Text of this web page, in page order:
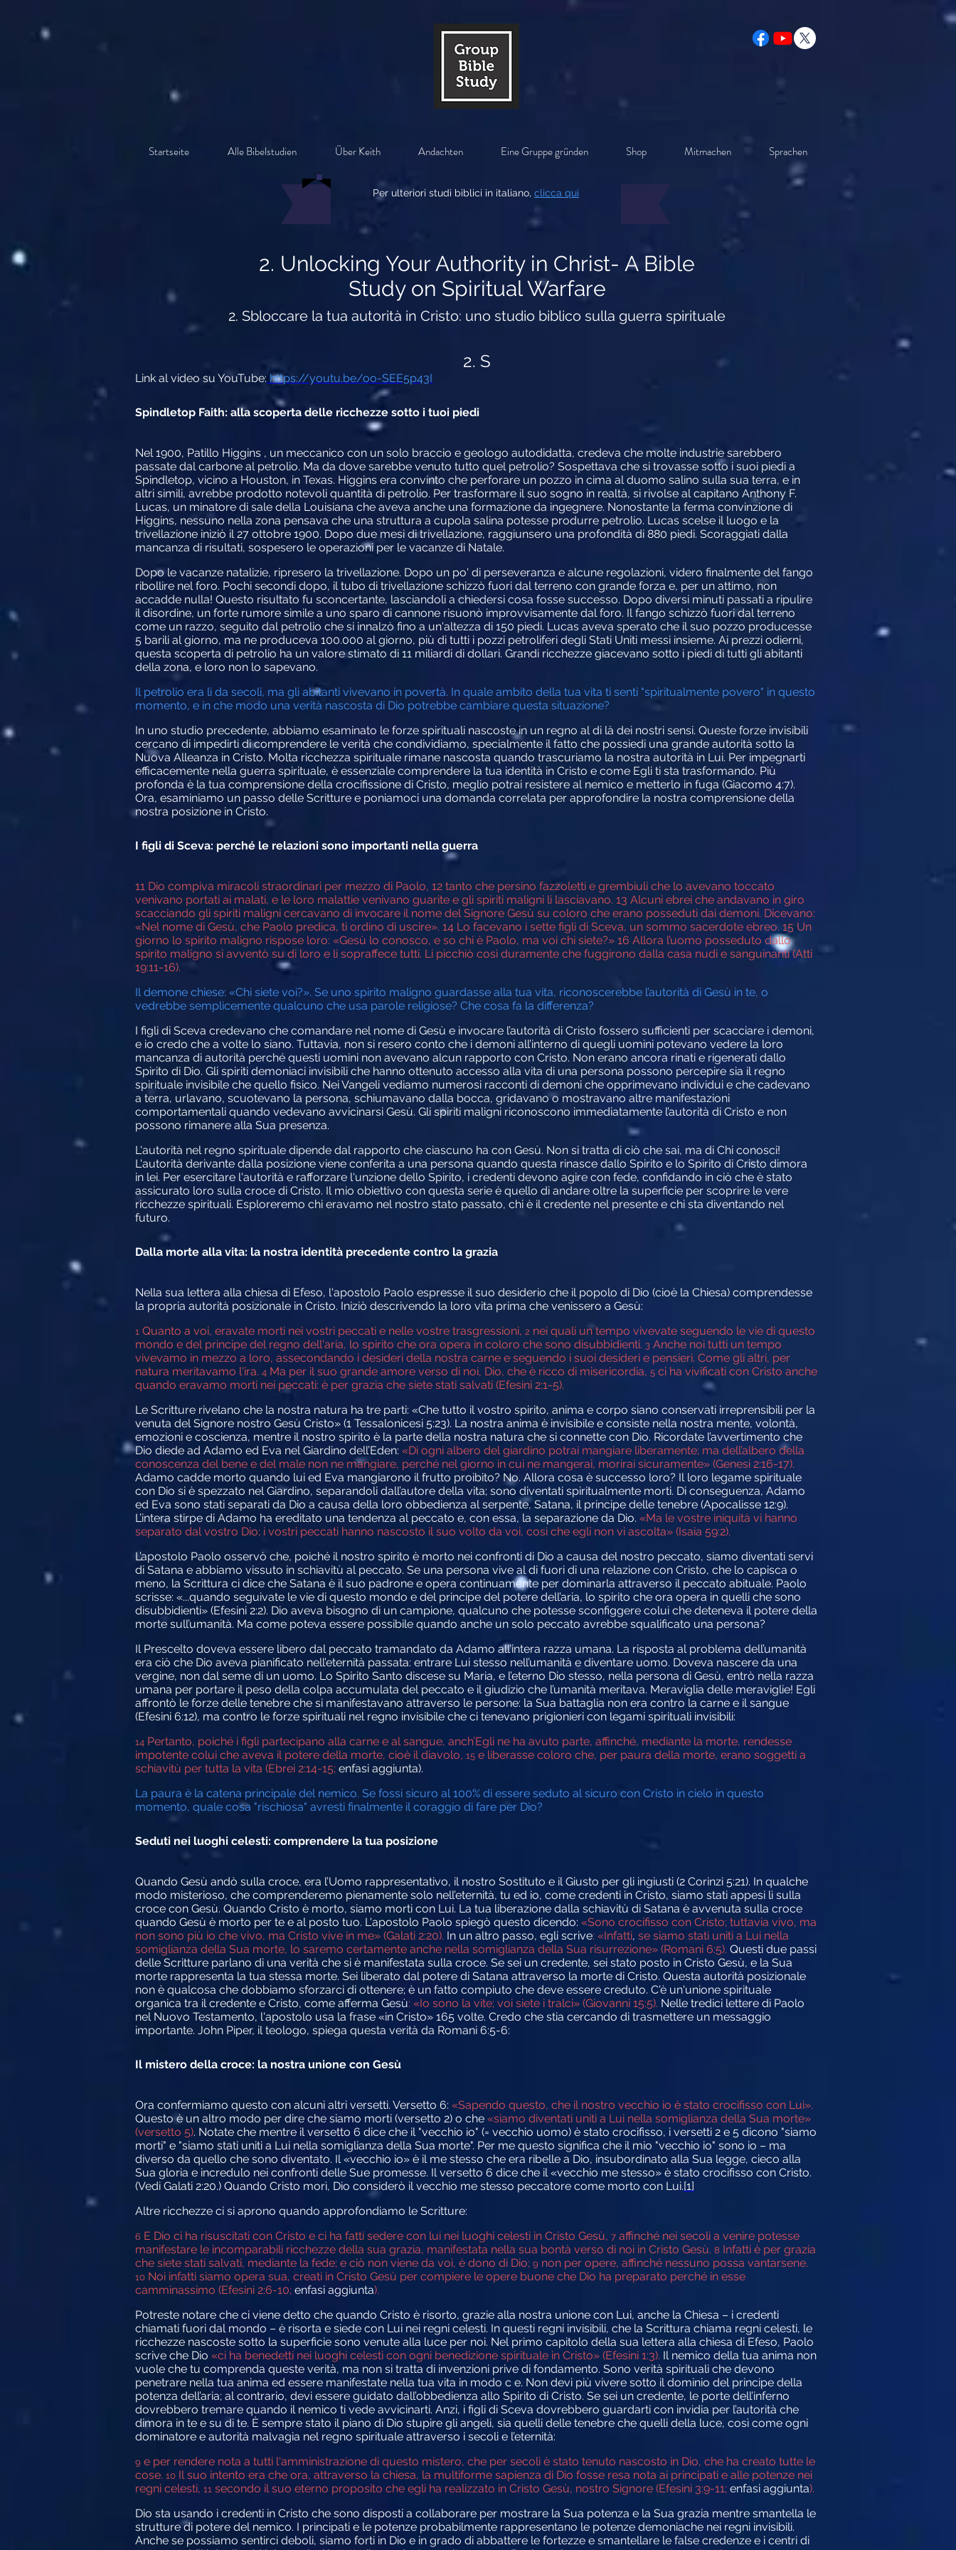
Startseite Alle Bibelstudien Über Keith Andachten Eine Gruppe gründen Shop Mitmachen Sprachen
Per ulteriori studi biblici in italiano, clicca qui
2. Unlocking Your Authority in Christ- A Bible
Study on Spiritual Warfare
2. Sbloccare la tua autorità in Cristo: uno studio biblico sulla guerra spirituale
2. S
Link al video su YouTube: https://youtu.be/oo-SEE5p43I
Spindletop Faith: alla scoperta delle ricchezze sotto i tuoi piedi
Nel 1900, Patillo Higgins , un meccanico con un solo braccio e geologo autodidatta, credeva che molte industrie sarebbero
passate dal carbone al petrolio. Ma da dove sarebbe venuto tutto quel petrolio? Sospettava che si trovasse sotto i suoi piedi a
Spindletop, vicino a Houston, in Texas. Higgins era convinto che perforare un pozzo in cima al duomo salino sulla sua terra, e in
altri simili, avrebbe prodotto notevoli quantità di petrolio. Per trasformare il suo sogno in realtà, si rivolse al capitano Anthony F.
Lucas, un minatore di sale della Louisiana che aveva anche una formazione da ingegnere. Nonostante la ferma convinzione di
Higgins, nessuno nella zona pensava che una struttura a cupola salina potesse produrre petrolio. Lucas scelse il luogo e la
trivellazione iniziò il 27 ottobre 1900. Dopo due mesi di trivellazione, raggiunsero una profondità di 880 piedi. Scoraggiati dalla
mancanza di risultati, sospesero le operazioni per le vacanze di Natale.
Dopo le vacanze natalizie, ripresero la trivellazione. Dopo un po' di perseveranza e alcune regolazioni, videro finalmente del fango
ribollire nel foro. Pochi secondi dopo, il tubo di trivellazione schizzò fuori dal terreno con grande forza e, per un attimo, non
accadde nulla! Questo risultato fu sconcertante, lasciandoli a chiedersi cosa fosse successo. Dopo diversi minuti passati a ripulire
il disordine, un forte rumore simile a uno sparo di cannone risuonò improvvisamente dal foro. Il fango schizzò fuori dal terreno
come un razzo, seguito dal petrolio che si innalzò fino a un'altezza di 150 piedi. Lucas aveva sperato che il suo pozzo producesse
5 barili al giorno, ma ne produceva 100.000 al giorno, più di tutti i pozzi petroliferi degli Stati Uniti messi insieme. Ai prezzi odierni,
questa scoperta di petrolio ha un valore stimato di 11 miliardi di dollari. Grandi ricchezze giacevano sotto i piedi di tutti gli abitanti
della zona, e loro non lo sapevano.
Il petrolio era lì da secoli, ma gli abitanti vivevano in povertà. In quale ambito della tua vita ti senti "spiritualmente povero" in questo
momento, e in che modo una verità nascosta di Dio potrebbe cambiare questa situazione?
In uno studio precedente, abbiamo esaminato le forze spirituali nascoste in un regno al di là dei nostri sensi. Queste forze invisibili
cercano di impedirti di comprendere le verità che condividiamo, specialmente il fatto che possiedi una grande autorità sotto la
Nuova Alleanza in Cristo. Molta ricchezza spirituale rimane nascosta quando trascuriamo la nostra autorità in Lui. Per impegnarti
efficacemente nella guerra spirituale, è essenziale comprendere la tua identità in Cristo e come Egli ti sta trasformando. Più
profonda è la tua comprensione della crocifissione di Cristo, meglio potrai resistere al nemico e metterlo in fuga (Giacomo 4:7).
Ora, esaminiamo un passo delle Scritture e poniamoci una domanda correlata per approfondire la nostra comprensione della
nostra posizione in Cristo.
I figli di Sceva: perché le relazioni sono importanti nella guerra
11 Dio compiva miracoli straordinari per mezzo di Paolo, 12 tanto che persino fazzoletti e grembiuli che lo avevano toccato
venivano portati ai malati, e le loro malattie venivano guarite e gli spiriti maligni li lasciavano. 13 Alcuni ebrei che andavano in giro
scacciando gli spiriti maligni cercavano di invocare il nome del Signore Gesù su coloro che erano posseduti dai demoni. Dicevano:
«Nel nome di Gesù, che Paolo predica, ti ordino di uscire». 14 Lo facevano i sette figli di Sceva, un sommo sacerdote ebreo. 15 Un
giorno lo spirito maligno rispose loro: «Gesù lo conosco, e so chi è Paolo, ma voi chi siete?» 16 Allora l’uomo posseduto dallo
spirito maligno si avventò su di loro e li sopraffece tutti. Li picchiò così duramente che fuggirono dalla casa nudi e sanguinanti (Atti
19:11-16).
Il demone chiese: «Chi siete voi?». Se uno spirito maligno guardasse alla tua vita, riconoscerebbe l’autorità di Gesù in te, o
vedrebbe semplicemente qualcuno che usa parole religiose? Che cosa fa la differenza?
I figli di Sceva credevano che comandare nel nome di Gesù e invocare l’autorità di Cristo fossero sufficienti per scacciare i demoni,
e io credo che a volte lo siano. Tuttavia, non si resero conto che i demoni all’interno di quegli uomini potevano vedere la loro
mancanza di autorità perché questi uomini non avevano alcun rapporto con Cristo. Non erano ancora rinati e rigenerati dallo
Spirito di Dio. Gli spiriti demoniaci invisibili che hanno ottenuto accesso alla vita di una persona possono percepire sia il regno
spirituale invisibile che quello fisico. Nei Vangeli vediamo numerosi racconti di demoni che opprimevano individui e che cadevano
a terra, urlavano, scuotevano la persona, schiumavano dalla bocca, gridavano o mostravano altre manifestazioni
comportamentali quando vedevano avvicinarsi Gesù. Gli spiriti maligni riconoscono immediatamente l’autorità di Cristo e non
possono rimanere alla Sua presenza.
L'autorità nel regno spirituale dipende dal rapporto che ciascuno ha con Gesù. Non si tratta di ciò che sai, ma di Chi conosci!
L'autorità derivante dalla posizione viene conferita a una persona quando questa rinasce dallo Spirito e lo Spirito di Cristo dimora
in lei. Per esercitare l'autorità e rafforzare l'unzione dello Spirito, i credenti devono agire con fede, confidando in ciò che è stato
assicurato loro sulla croce di Cristo. Il mio obiettivo con questa serie è quello di andare oltre la superficie per scoprire le vere
ricchezze spirituali. Esploreremo chi eravamo nel nostro stato passato, chi è il credente nel presente e chi sta diventando nel
futuro.
Dalla morte alla vita: la nostra identità precedente contro la grazia
Nella sua lettera alla chiesa di Efeso, l'apostolo Paolo espresse il suo desiderio che il popolo di Dio (cioè la Chiesa) comprendesse
la propria autorità posizionale in Cristo. Iniziò descrivendo la loro vita prima che venissero a Gesù:
1 Quanto a voi, eravate morti nei vostri peccati e nelle vostre trasgressioni, 2 nei quali un tempo vivevate seguendo le vie di questo
mondo e del principe del regno dell'aria, lo spirito che ora opera in coloro che sono disubbidienti. 3 Anche noi tutti un tempo
vivevamo in mezzo a loro, assecondando i desideri della nostra carne e seguendo i suoi desideri e pensieri. Come gli altri, per
natura meritavamo l'ira. 4 Ma per il suo grande amore verso di noi, Dio, che è ricco di misericordia, 5 ci ha vivificati con Cristo anche
quando eravamo morti nei peccati: è per grazia che siete stati salvati (Efesini 2:1-5).
Le Scritture rivelano che la nostra natura ha tre parti: «Che tutto il vostro spirito, anima e corpo siano conservati irreprensibili per la
venuta del Signore nostro Gesù Cristo» (1 Tessalonicesi 5:23). La nostra anima è invisibile e consiste nella nostra mente, volontà,
emozioni e coscienza, mentre il nostro spirito è la parte della nostra natura che si connette con Dio. Ricordate l’avvertimento che
Dio diede ad Adamo ed Eva nel Giardino dell’Eden: «Di ogni albero del giardino potrai mangiare liberamente; ma dell’albero della
conoscenza del bene e del male non ne mangiare, perché nel giorno in cui ne mangerai, morirai sicuramente» (Genesi 2:16-17).
Adamo cadde morto quando lui ed Eva mangiarono il frutto proibito? No. Allora cosa è successo loro? Il loro legame spirituale
con Dio si è spezzato nel Giardino, separandoli dall’autore della vita; sono diventati spiritualmente morti. Di conseguenza, Adamo
ed Eva sono stati separati da Dio a causa della loro obbedienza al serpente, Satana, il principe delle tenebre (Apocalisse 12:9).
L’intera stirpe di Adamo ha ereditato una tendenza al peccato e, con essa, la separazione da Dio. «Ma le vostre iniquità vi hanno
separato dal vostro Dio; i vostri peccati hanno nascosto il suo volto da voi, così che egli non vi ascolta» (Isaia 59:2).
L’apostolo Paolo osservò che, poiché il nostro spirito è morto nei confronti di Dio a causa del nostro peccato, siamo diventati servi
di Satana e abbiamo vissuto in schiavitù al peccato. Se una persona vive al di fuori di una relazione con Cristo, che lo capisca o
meno, la Scrittura ci dice che Satana è il suo padrone e opera continuamente per dominarla attraverso il peccato abituale. Paolo
scrisse: «...quando seguivate le vie di questo mondo e del principe del potere dell’aria, lo spirito che ora opera in quelli che sono
disubbidienti» (Efesini 2:2). Dio aveva bisogno di un campione, qualcuno che potesse sconfiggere colui che deteneva il potere della
morte sull’umanità. Ma come poteva essere possibile quando anche un solo peccato avrebbe squalificato una persona?
Il Prescelto doveva essere libero dal peccato tramandato da Adamo all’intera razza umana. La risposta al problema dell’umanità
era ciò che Dio aveva pianificato nell’eternità passata: entrare Lui stesso nell’umanità e diventare uomo. Doveva nascere da una
vergine, non dal seme di un uomo. Lo Spirito Santo discese su Maria, e l’eterno Dio stesso, nella persona di Gesù, entrò nella razza
umana per portare il peso della colpa accumulata del peccato e il giudizio che l’umanità meritava. Meraviglia delle meraviglie! Egli
affrontò le forze delle tenebre che si manifestavano attraverso le persone: la Sua battaglia non era contro la carne e il sangue
(Efesini 6:12), ma contro le forze spirituali nel regno invisibile che ci tenevano prigionieri con legami spirituali invisibili:
14 Pertanto, poiché i figli partecipano alla carne e al sangue, anch’Egli ne ha avuto parte, affinché, mediante la morte, rendesse
impotente colui che aveva il potere della morte, cioè il diavolo, 15 e liberasse coloro che, per paura della morte, erano soggetti a
schiavitù per tutta la vita (Ebrei 2:14-15; enfasi aggiunta).
La paura è la catena principale del nemico. Se fossi sicuro al 100% di essere seduto al sicuro con Cristo in cielo in questo
momento, quale cosa "rischiosa" avresti finalmente il coraggio di fare per Dio?
Seduti nei luoghi celesti: comprendere la tua posizione
Quando Gesù andò sulla croce, era l’Uomo rappresentativo, il nostro Sostituto e il Giusto per gli ingiusti (2 Corinzi 5:21). In qualche
modo misterioso, che comprenderemo pienamente solo nell’eternità, tu ed io, come credenti in Cristo, siamo stati appesi lì sulla
croce con Gesù. Quando Cristo è morto, siamo morti con Lui. La tua liberazione dalla schiavitù di Satana è avvenuta sulla croce
quando Gesù è morto per te e al posto tuo. L'apostolo Paolo spiegò questo dicendo: «Sono crocifisso con Cristo; tuttavia vivo, ma
non sono più io che vivo, ma Cristo vive in me» (Galati 2:20). In un altro passo, egli scrive: «Infatti, se siamo stati uniti a Lui nella
somiglianza della Sua morte, lo saremo certamente anche nella somiglianza della Sua risurrezione» (Romani 6:5). Questi due passi
delle Scritture parlano di una verità che si è manifestata sulla croce. Se sei un credente, sei stato posto in Cristo Gesù, e la Sua
morte rappresenta la tua stessa morte. Sei liberato dal potere di Satana attraverso la morte di Cristo. Questa autorità posizionale
non è qualcosa che dobbiamo sforzarci di ottenere; è un fatto compiuto che deve essere creduto. C'è un'unione spirituale
organica tra il credente e Cristo, come afferma Gesù: «Io sono la vite; voi siete i tralci» (Giovanni 15:5). Nelle tredici lettere di Paolo
nel Nuovo Testamento, l'apostolo usa la frase «in Cristo» 165 volte. Credo che stia cercando di trasmettere un messaggio
importante. John Piper, il teologo, spiega questa verità da Romani 6:5-6:
Il mistero della croce: la nostra unione con Gesù
Ora confermiamo questo con alcuni altri versetti. Versetto 6: «Sapendo questo, che il nostro vecchio io è stato crocifisso con Lui».
Questo è un altro modo per dire che siamo morti (versetto 2) o che «siamo diventati uniti a Lui nella somiglianza della Sua morte»
(versetto 5). Notate che mentre il versetto 6 dice che il "vecchio io" (= vecchio uomo) è stato crocifisso, i versetti 2 e 5 dicono "siamo
morti" e "siamo stati uniti a Lui nella somiglianza della Sua morte". Per me questo significa che il mio "vecchio io" sono io – ma
diverso da quello che sono diventato. Il «vecchio io» è il me stesso che era ribelle a Dio, insubordinato alla Sua legge, cieco alla
Sua gloria e incredulo nei confronti delle Sue promesse. Il versetto 6 dice che il «vecchio me stesso» è stato crocifisso con Cristo.
(Vedi Galati 2:20.) Quando Cristo morì, Dio considerò il vecchio me stesso peccatore come morto con Lui.[1]
Altre ricchezze ci si aprono quando approfondiamo le Scritture:
6 E Dio ci ha risuscitati con Cristo e ci ha fatti sedere con lui nei luoghi celesti in Cristo Gesù, 7 affinché nei secoli a venire potesse
manifestare le incomparabili ricchezze della sua grazia, manifestata nella sua bontà verso di noi in Cristo Gesù. 8 Infatti è per grazia
che siete stati salvati, mediante la fede; e ciò non viene da voi, è dono di Dio; 9 non per opere, affinché nessuno possa vantarsene.
10 Noi infatti siamo opera sua, creati in Cristo Gesù per compiere le opere buone che Dio ha preparato perché in esse
camminassimo (Efesini 2:6-10; enfasi aggiunta).
Potreste notare che ci viene detto che quando Cristo è risorto, grazie alla nostra unione con Lui, anche la Chiesa – i credenti
chiamati fuori dal mondo – è risorta e siede con Lui nei regni celesti. In questi regni invisibili, che la Scrittura chiama regni celesti, le
ricchezze nascoste sotto la superficie sono venute alla luce per noi. Nel primo capitolo della sua lettera alla chiesa di Efeso, Paolo
scrive che Dio «ci ha benedetti nei luoghi celesti con ogni benedizione spirituale in Cristo» (Efesini 1:3). Il nemico della tua anima non
vuole che tu comprenda queste verità, ma non si tratta di invenzioni prive di fondamento. Sono verità spirituali che devono
penetrare nella tua anima ed essere manifestate nella tua vita in modo c e. Non devi più vivere sotto il dominio del principe della
potenza dell’aria; al contrario, devi essere guidato dall’obbedienza allo Spirito di Cristo. Se sei un credente, le porte dell’inferno
dovrebbero tremare quando il nemico ti vede avvicinarti. Anzi, i figli di Sceva dovrebbero guardarti con invidia per l’autorità che
dimora in te e su di te. È sempre stato il piano di Dio stupire gli angeli, sia quelli delle tenebre che quelli della luce, così come ogni
dominatore e autorità malvagia nel regno spirituale attraverso i secoli e l’eternità:
9 e per rendere nota a tutti l'amministrazione di questo mistero, che per secoli è stato tenuto nascosto in Dio, che ha creato tutte le
cose. 10 Il suo intento era che ora, attraverso la chiesa, la multiforme sapienza di Dio fosse resa nota ai principati e alle potenze nei
regni celesti, 11 secondo il suo eterno proposito che egli ha realizzato in Cristo Gesù, nostro Signore (Efesini 3:9-11; enfasi aggiunta).
Dio sta usando i credenti in Cristo che sono disposti a collaborare per mostrare la Sua potenza e la Sua grazia mentre smantella le
strutture di potere del nemico. I principati e le potenze probabilmente rappresentano le potenze demoniache nei regni invisibili.
Anche se possiamo sentirci deboli, siamo forti in Dio e in grado di abbattere le fortezze e smantellare le false credenze e i centri di